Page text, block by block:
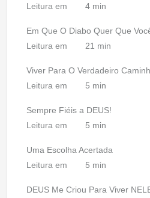
Leitura em
4 min
Em Que O Diabo Quer Que
Leitura em
21 min
Viver Para O Verdadeiro
Leitura em
5 min
Sempre Fiéis a DEUS!
Leitura em
5 min
Uma Escolha Acertada
Leitura em
5 min
DEUS Me Criou Para Viver